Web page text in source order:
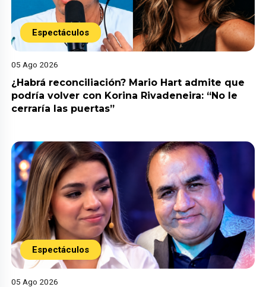
Espectáculos
05 Ago 2026
¿Habrá reconciliación? Mario Hart admite que
podría volver con Korina Rivadeneira: “No le
cerraría las puertas”
Espectáculos
05 Ago 2026